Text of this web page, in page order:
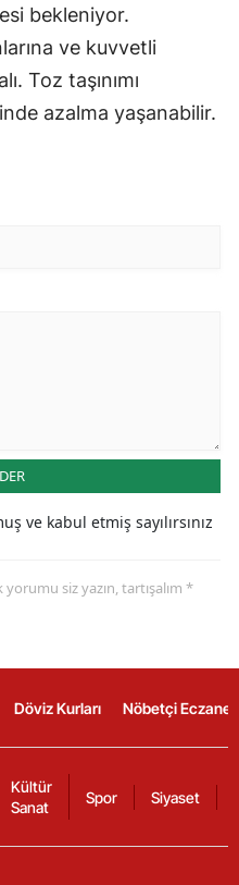
bekleniyor.
ve kuvvetli
Toz taşınımı
azalma yaşanabilir.
ve kabul etmiş sayılırsınız
siz yazın, tartışalım *
Döviz Kurları Nöbetçi
Kültür
Sanat
Spor Siyaset